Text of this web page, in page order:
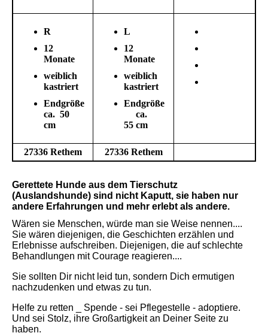
R
12
Monate
weiblich
kastriert
Endgröße
ca. 50
cm
L
12
Monate
weiblich
kastriert
Endgröße
ca.
55 cm
27336 Rethem 27336 Rethem
Gerettete Hunde aus dem Tierschutz
(Auslandshunde) sind nicht Kaputt, sie haben nur
andere Erfahrungen und mehr erlebt als andere.
Wären sie Menschen, würde man sie Weise nennen....
Sie wären diejenigen, die Geschichten erzählen und
Erlebnisse aufschreiben. Diejenigen, die auf schlechte
Behandlungen mit Courage reagieren....
Sie sollten Dir nicht leid tun, sondern Dich ermutigen
nachzudenken und etwas zu tun.
Helfe zu retten _ Spende - sei Pflegestelle - adoptiere.
Und sei Stolz, ihre Großartigkeit an Deiner Seite zu
haben.